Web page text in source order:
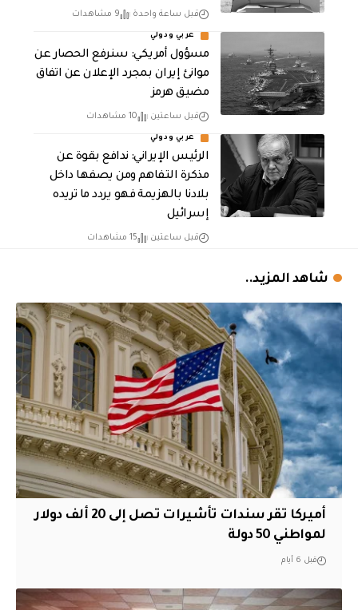
قبل ساعة واحدة 9 مشاهدات
عربي ودولي
مسؤول أمريكي: سنرفع الحصار عن
موانئ إيران بمجرد الإعلان عن اتفاق
مضيق هرمز
قبل ساعتين 10 مشاهدات
عربي ودولي
الرئيس الإيراني: ندافع بقوة عن
مذكرة التفاهم ومن يصفها داخل
بلادنا بالهزيمة فهو يردد ما تريده
إسرائيل
قبل ساعتين 15 مشاهدات
شاهد المزيد..
أميركا تقر سندات تأشيرات تصل إلى 20 ألف دولار
لمواطني 50 دولة
قبل 6 أيام